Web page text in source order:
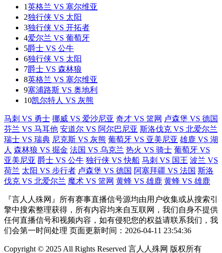
1英格兰 VS 塞尔维亚
2独行侠 VS 太阳
3独行侠 VS 开拓者
4爱尔兰 VS 葡萄牙
5爵士 VS 公牛
6独行侠 VS 太阳
7爵士 VS 森林狼
8英格兰 VS 塞尔维亚
9塞浦路斯 VS 奥地利
10凯尔特人 VS 灰熊
马刺 VS 勇士 挪威 VS 爱沙尼亚 奇才 VS 篮网 卢森堡 VS 德国
芬兰 VS 马耳他 安道尔 VS 阿尔巴尼亚 斯洛伐克 VS 北爱尔兰
瑞士 VS 瑞典 尼克斯 VS 灰熊 葡萄牙 VS 亚美尼亚 雄鹿 VS 湖
人 森林狼 VS 掘金 法国 VS 乌克兰 热火 VS 骑士 葡萄牙 VS
亚美尼亚 爵士 VS 公牛 独行侠 VS 快船 马刺 VS 国王 波兰 VS
荷兰 太阳 VS 步行者 卢森堡 VS 德国 阿塞拜疆 VS 法国 斯洛
伐克 VS 北爱尔兰 魔术 VS 篮网 黄蜂 VS 雄鹿 黄蜂 VS 雄鹿
『言人人殊网』所有赛事直播信号源均由用户收集或从搜索引
擎中搜索整理获得，所有内容均来自互联网，我们自身不提供
任何直播信号和视频内容，如有侵犯您的权益请联系我们，我
们会第一时间处理 页面更新时间：2026-04-11 23:54:36
Copyright © 2025 All Rights Reserved 言人人殊网 版权所有